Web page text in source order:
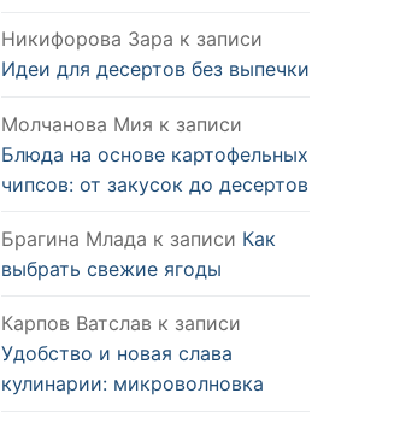
Никифорова Зара к записи
Идеи для десертов без выпечки
Молчанова Мия к записи
Блюда на основе картофельных
чипсов: от закусок до десертов
Брагина Млада к записи Как
выбрать свежие ягоды
Карпов Ватслав к записи
Удобство и новая слава
кулинарии: микроволновка